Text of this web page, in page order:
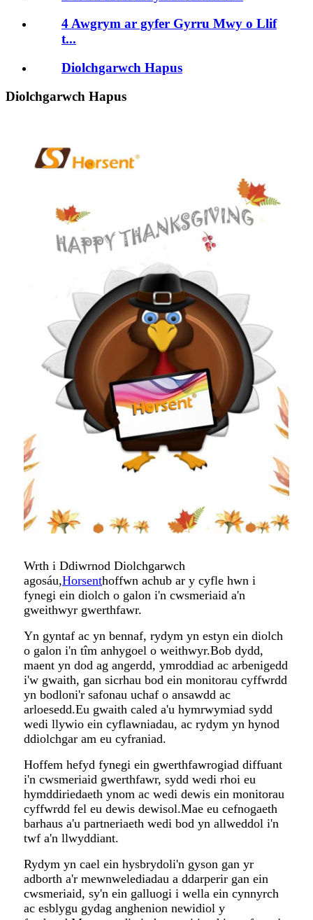
4 Awgrym ar gyfer Gyrru Mwy o Llif
t...
Diolchgarwch Hapus
Diolchgarwch Hapus
Wrth i Ddiwrnod Diolchgarwch
agosáu,Horsenthoffwn achub ar y cyfle hwn i
fynegi ein diolch o galon i'n cwsmeriaid a'n
gweithwyr gwerthfawr.
Yn gyntaf ac yn bennaf, rydym yn estyn ein diolch
o galon i'n tîm anhygoel o weithwyr.Bob dydd,
maent yn dod ag angerdd, ymroddiad ac arbenigedd
i'w gwaith, gan sicrhau bod ein monitorau cyffwrdd
yn bodloni'r safonau uchaf o ansawdd ac
arloesedd.Eu gwaith caled a'u hymrwymiad sydd
wedi llywio ein cyflawniadau, ac rydym yn hynod
ddiolchgar am eu cyfraniad.
Hoffem hefyd fynegi ein gwerthfawrogiad diffuant
i'n cwsmeriaid gwerthfawr, sydd wedi rhoi eu
hymddiriedaeth ynom ac wedi dewis ein monitorau
cyffwrdd fel eu dewis dewisol.Mae eu cefnogaeth
barhaus a'u partneriaeth wedi bod yn allweddol i'n
twf a'n llwyddiant.
Rydym yn cael ein hysbrydoli'n gyson gan yr
adborth a'r mewnwelediadau a ddarperir gan ein
cwsmeriaid, sy'n ein galluogi i wella ein cynnyrch
ac esblygu gydag anghenion newidiol y